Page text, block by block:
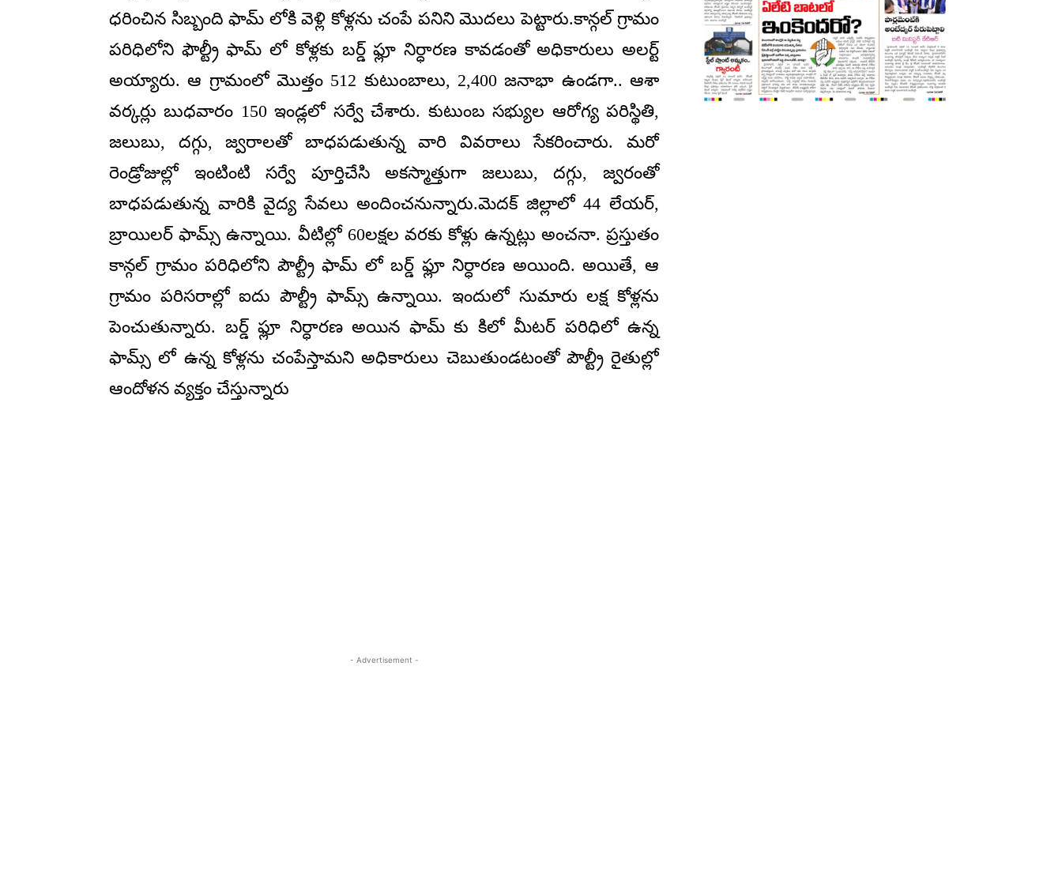
ధరించిన సిబ్బంది ఫామ్ లోకి వెళ్లి కోళ్లను చంపే పనిని మొదలు పెట్టారు.కాన్గల్ గ్రామం
పరిధిలోని ఫౌల్ట్రీ ఫామ్ లో కోళ్లకు బర్డ్ ఫ్లూ నిర్ధారణ కావడంతో అధికారులు అలర్ట్
అయ్యారు. ఆ గ్రామంలో మొత్తం 512 కుటుంబాలు, 2,400 జనాభా ఉండగా.. ఆశా
వర్కర్లు బుధవారం 150 ఇండ్లలో సర్వే చేశారు. కుటుంబ సభ్యుల ఆరోగ్య పరిస్థితి,
జలుబు, దగ్గు, జ్వరాలతో బాధపడుతున్న వారి వివరాలు సేకరించారు. మరో
రెండ్రోజుల్లో ఇంటింటి సర్వే పూర్తిచేసి అకస్మాత్తుగా జలుబు, దగ్గు, జ్వరంతో
బాధపడుతున్న వారికి వైద్య సేవలు అందించనున్నారు.మెదక్ జిల్లాలో 44 లేయర్,
బ్రాయిలర్ ఫామ్స్ ఉన్నాయి. వీటిల్లో 60లక్షల వరకు కోళ్లు ఉన్నట్లు అంచనా. ప్రస్తుతం
కాన్గల్ గ్రామం పరిధిలోని పౌల్ట్రీ ఫామ్ లో బర్డ్ ఫ్లూ నిర్ధారణ అయింది. అయితే, ఆ
గ్రామం పరిసరాల్లో ఐదు పౌల్ట్రీ ఫామ్స్ ఉన్నాయి. ఇందులో సుమారు లక్ష కోళ్లను
పెంచుతున్నారు. బర్డ్ ఫ్లూ నిర్ధారణ అయిన ఫామ్ కు కిలో మీటర్ పరిధిలో ఉన్న
ఫామ్స్ లో ఉన్న కోళ్లను చంపేస్తామని అధికారులు చెబుతుండటంతో పౌల్ట్రీ రైతుల్లో
ఆందోళన వ్యక్తం చేస్తున్నారు
- Advertisement -